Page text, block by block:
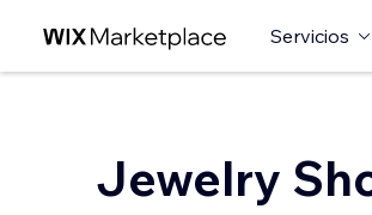
Servicios
Jewelry